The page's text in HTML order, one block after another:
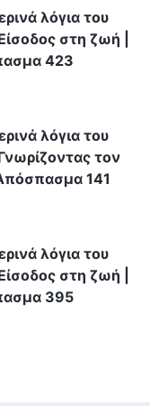
λόγια του
στη ζωή |
423
λόγια του
τον
141
λόγια του
στη ζωή |
395